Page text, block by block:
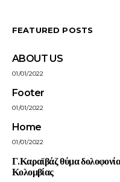
FEATURED POSTS
ABOUT US
01/01/2022
Footer
01/01/2022
Home
01/01/2022
Γ.Καραϊβάζ θύμα
Κολομβίας